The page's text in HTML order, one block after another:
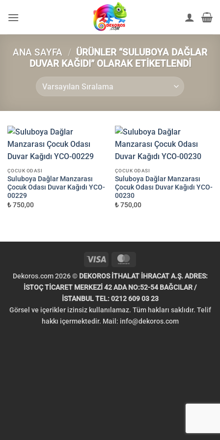
atla
ANA SAYFA / ÜRÜNLER “SULUBOYA DAĞLAR
DUVAR KAĞIDI” OLARAK ETIKETLENDI
ÇOCUK ODASI
Suluboya Dağlar Manzarası
Çocuk Odası Duvar Kağıdı YCO-
00229
₺ 750,00
ÇOCUK ODASI
Suluboya Dağlar Manzarası
Çocuk Odası Duvar Kağıdı YCO-
00230
₺ 750,00
Visa
Dekoros.com 2026 © DEKOROS İTHALAT İHRACAT A.Ş. ADRES:
İSTOÇ TİCARET MERKEZİ 42 ADA NO:52-54 BAĞCILAR /
İSTANBUL TEL: 0212 609 03 23
Görsel ve içerikler izinsiz kullanılamaz. Tüm hakları saklıdır. Telif
hakkı içermektedir. Mail: info@dekoros.com